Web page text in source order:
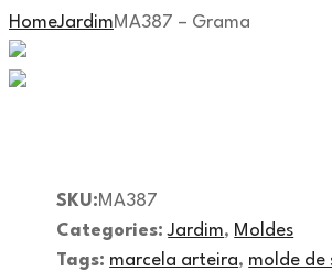
HomeJardimMA387 – Grama
SKU:MA387
Categories: Jardim, Moldes
Tags: marcela arteira, molde de